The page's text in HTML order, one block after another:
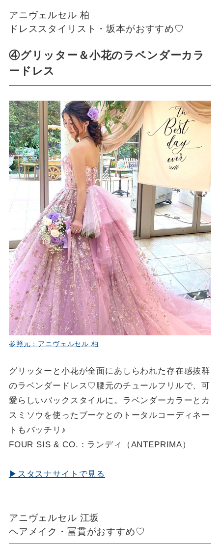
アニヴェルセル 柏
ドレススタイリスト・坂本がおすすめ♡
④グリッター＆小花のラベンダーカラ
ードレス
参照元：アニヴェルセル 柏
グリッターと小花が全面にあしらわれた存在感抜群
のラベンダードレス♡腰元のチュールフリルで、可
愛らしいバックスタイルに。ラベンダーカラーとカ
スミソウを使ったブーケとのトータルコーディネー
トもバッチリ♪
FOUR SIS & CO.：ランディ（ANTEPRIMA）
▶スタスナサイトで見る
アニヴェルセル 江坂
ヘアメイク・冨貫がおすすめ♡